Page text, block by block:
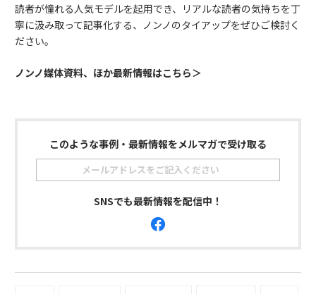
読者が憧れる人気モデルを起用でき、リアルな読者の気持ちを丁
寧に汲み取って記事化する、ノンノのタイアップをぜひご検討く
ださい。
ノンノ媒体資料、ほか最新情報はこちら＞
このような事例・最新情報をメルマガで受け取る
SNSでも最新情報を配信中！